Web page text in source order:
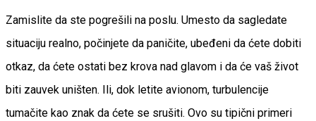
Zamislite da ste pogrešili na poslu. Umesto da sagledate
situaciju realno, počinjete da paničite, ubeđeni da ćete dobiti
otkaz, da ćete ostati bez krova nad glavom i da će vaš život
biti zauvek uništen. Ili, dok letite avionom, turbulencije
tumačite kao znak da ćete se srušiti. Ovo su tipični primeri